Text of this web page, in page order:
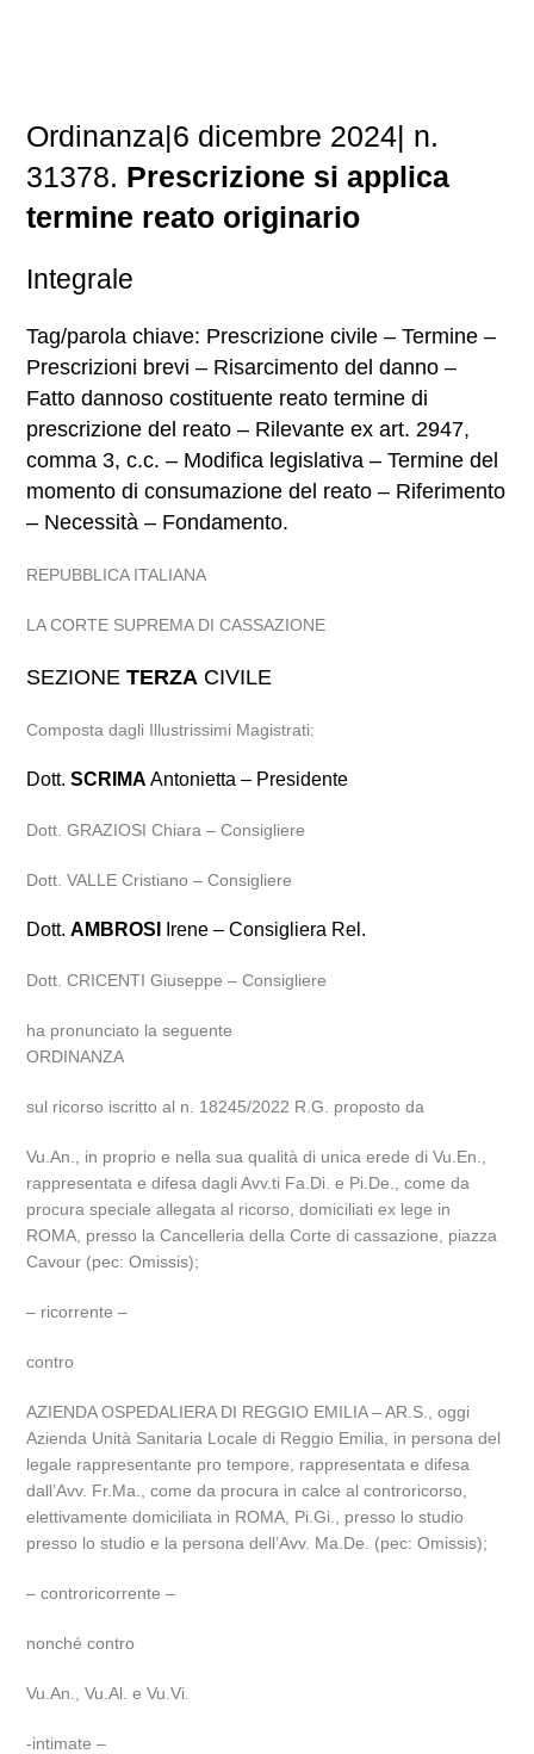
Ordinanza|6 dicembre 2024| n.
31378. Prescrizione si applica
termine reato originario
Integrale
Tag/parola chiave: Prescrizione civile – Termine –
Prescrizioni brevi – Risarcimento del danno –
Fatto dannoso costituente reato termine di
prescrizione del reato – Rilevante ex art. 2947,
comma 3, c.c. – Modifica legislativa – Termine del
momento di consumazione del reato – Riferimento
– Necessità – Fondamento.
REPUBBLICA ITALIANA
LA CORTE SUPREMA DI CASSAZIONE
SEZIONETERZA CIVILE
Composta dagli Illustrissimi Magistrati:
Dott.SCRIMA Antonietta – Presidente
Dott. GRAZIOSI Chiara – Consigliere
Dott. VALLE Cristiano – Consigliere
Dott.AMBROSI Irene – Consigliera Rel.
Dott. CRICENTI Giuseppe – Consigliere
ha pronunciato la seguente
ORDINANZA
sul ricorso iscritto al n. 18245/2022 R.G. proposto da
Vu.An., in proprio e nella sua qualità di unica erede di Vu.En.,
rappresentata e difesa dagli Avv.ti Fa.Di. e Pi.De., come da
procura speciale allegata al ricorso, domiciliati ex lege in
ROMA, presso la Cancelleria della Corte di cassazione, piazza
Cavour (pec: Omissis);
– ricorrente –
contro
AZIENDA OSPEDALIERA DI REGGIO EMILIA – AR.S., oggi
Azienda Unità Sanitaria Locale di Reggio Emilia, in persona del
legale rappresentante pro tempore, rappresentata e difesa
dall’Avv. Fr.Ma., come da procura in calce al controricorso,
elettivamente domiciliata in ROMA, Pi.Gi., presso lo studio
presso lo studio e la persona dell’Avv. Ma.De. (pec: Omissis);
– controricorrente –
nonché contro
Vu.An., Vu.Al. e Vu.Vi.
-intimate –